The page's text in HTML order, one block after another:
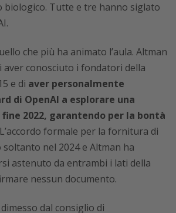
biologico. Tutte e tre hanno siglato
che più ha animato l’aula. Altman
aver conosciuto i fondatori della
e di aver personalmente
di OpenAI a esplorare una
2022, garantendo per la bontà
L’accordo formale per la fornitura di
nel 2024 e Altman ha
astenuto da entrambi i lati della
nessun documento.
dal consiglio di